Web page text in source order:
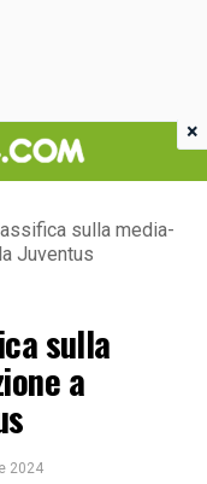
sulla media-
Juventus
sulla
a
2024
×